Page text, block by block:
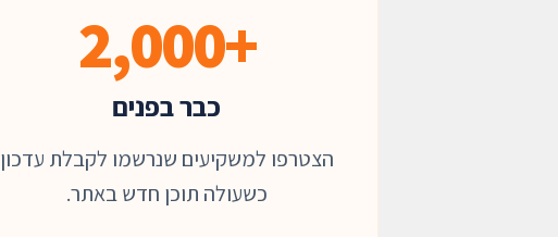
+2,000
כבר בפנים
הצטרפו למשקיעים שנרשמו לקבלת עדכון
כשעולה תוכן חדש באתר.